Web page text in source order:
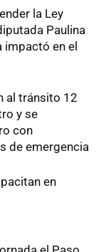
la Ley
Paulina
impactó en el
al tránsito 12
y se
con
de emergencia
en